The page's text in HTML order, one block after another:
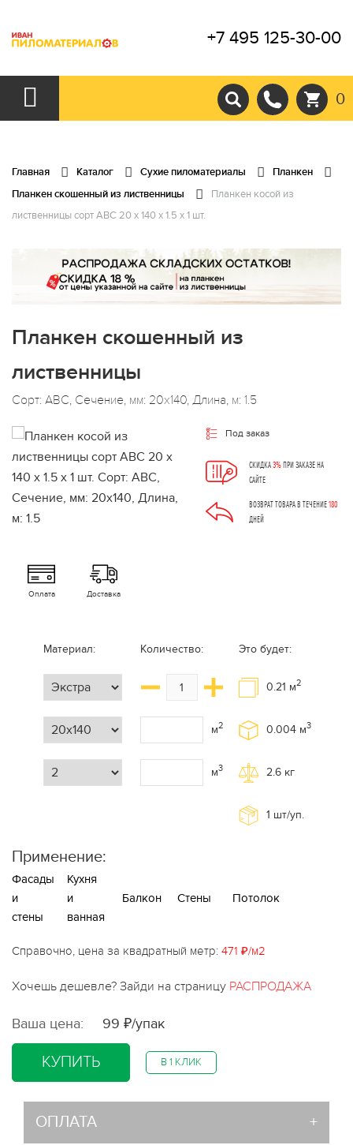
+7 495 125-30-00
0
Главная Каталог Сухие пиломатериалы
Планкен
Планкен скошенный из лиственницы
Планкен косой из
лиственницы сорт АВС 20 x 140 x 1.5 x 1 шт.
Планкен скошенный из
лиственницы
Сорт: АВС, Сечение, мм: 20x140, Длина, м: 1.5
Под заказ
СКИДКА3%ПРИ ЗАКАЗЕ НА
САЙТЕ
ВОЗВРАТ ТОВАРА В ТЕЧЕНИЕ180
ДНЕЙ
Оплата Доставка
Материал: Количество:
м2
м3
Это будет:
0.21 м2
0.004 м3
2.6 кг
1 шт/уп.
Применение:
Фасады
и
стены
Кухня
и
ванная
Балкон Стены Потолок
Справочно, цена за квадратный метр: 471 ₽/м2
Хочешь дешевле? Зайди на страницу РАСПРОДАЖА
Ваша цена: 99 ₽/упак
КУПИТЬ В 1 КЛИК
ОПЛАТА